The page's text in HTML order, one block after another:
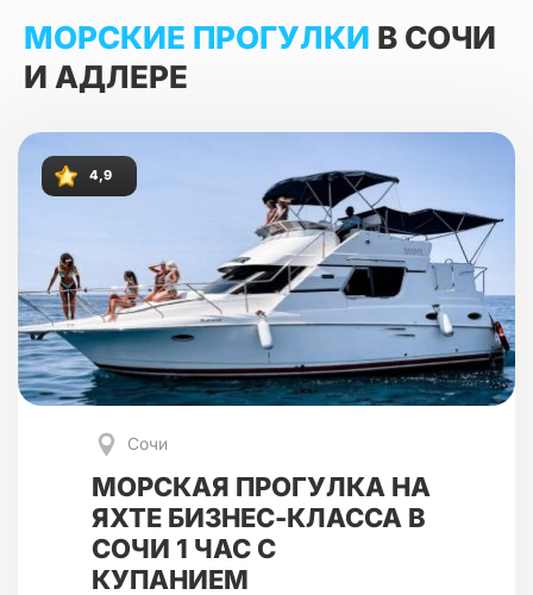
МОРСКИЕ ПРОГУЛКИ В СОЧИ
И АДЛЕРЕ
4,9
Сочи
МОРСКАЯ ПРОГУЛКА НА
ЯХТЕ БИЗНЕС-КЛАССА В
СОЧИ 1 ЧАС С
КУПАНИЕМ